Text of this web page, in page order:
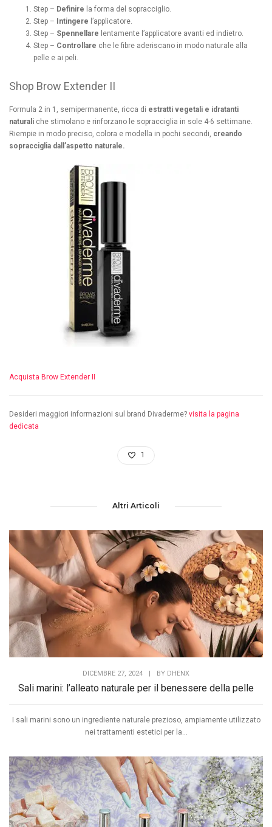
Step – Definire la forma del sopracciglio.
Step –
Intingere l’applicatore.
Step – Spennellare lentamente l’applicatore avanti ed indietro.
Step – Controllare che le fibre aderiscano in modo naturale alla
pelle e ai peli.
Shop Brow Extender II
Formula 2 in 1, semipermanente, ricca di estratti vegetali e idratanti
naturali che stimolano e rinforzano le sopracciglia in sole 4-6 settimane.
Riempie in modo preciso, colora e modella in pochi secondi, creando
sopracciglia dall’aspetto naturale.
Acquista Brow Extender II
Desideri maggiori informazioni sul brand Divaderme? visita la pagina
dedicata
1
Altri Articoli
DICEMBRE 27, 2024 BY DHENX
Sali marini: l’alleato naturale per il benessere della pelle
I sali marini sono un ingrediente naturale prezioso, ampiamente utilizzato
nei trattamenti estetici per la...